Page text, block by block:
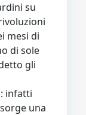
su
mesi di
di sole
gli
infatti
una